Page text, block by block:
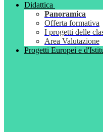
Didattica
Panoramica
Offerta formativa
I progetti delle
Area Valutazione
Progetti Europei e